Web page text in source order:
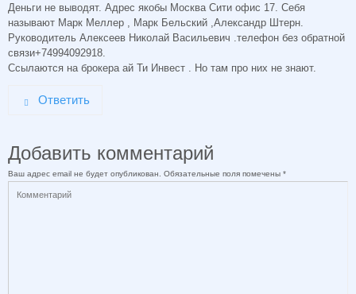
Деньги не выводят. Адрес якобы Москва Сити офис 17. Себя
называют Марк Меллер , Марк Бельский ,Александр Штерн.
Руководитель Алексеев Николай Васильевич .телефон без обратной
связи+74994092918.
Ссылаются на брокера ай Ти Инвест . Но там про них не знают.
Ответить
Добавить комментарий
Ваш адрес email не будет опубликован. Обязательные поля помечены *